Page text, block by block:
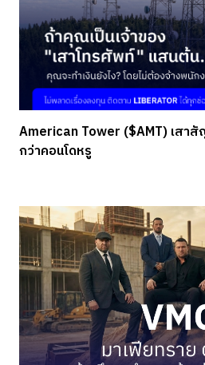
American Tower ($AMT) เสา
กว่าคอนโดหรู